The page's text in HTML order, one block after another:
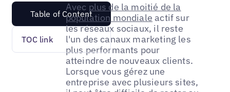
Table of Content
TOC link
Avec plus de la moitié de la
population mondiale actif sur
les réseaux sociaux, il reste
l'un des canaux marketing les
plus performants pour
atteindre de nouveaux clients.
Lorsque vous gérez une
entreprise avec plusieurs sites,